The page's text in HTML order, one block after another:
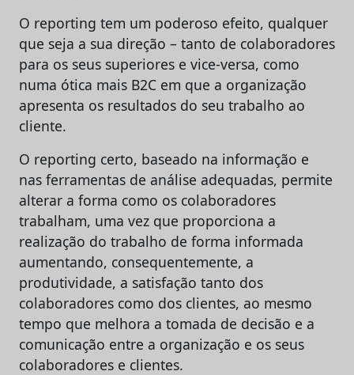
O reporting tem um poderoso efeito, qualquer
que seja a sua direção – tanto de colaboradores
para os seus superiores e vice-versa, como
numa ótica mais B2C em que a organização
apresenta os resultados do seu trabalho ao
cliente.
O reporting certo, baseado na informação e
nas ferramentas de análise adequadas, permite
alterar a forma como os colaboradores
trabalham, uma vez que proporciona a
realização do trabalho de forma informada
aumentando, consequentemente, a
produtividade, a satisfação tanto dos
colaboradores como dos clientes, ao mesmo
tempo que melhora a tomada de decisão e a
comunicação entre a organização e os seus
colaboradores e clientes.